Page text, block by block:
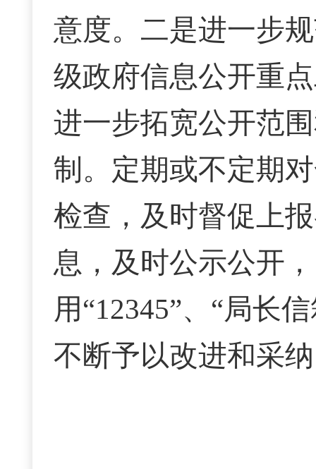
意度。二是进一步
级政府信息公开重
进一步拓宽公开范
制。定期或不定期
检查，及时督促上
息，及时公示公开
用“12345”、“局长
不断予以改进和采